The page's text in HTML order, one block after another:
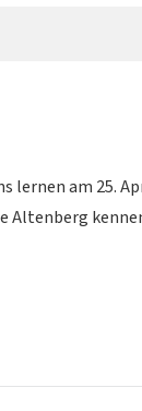
lernen am 25.
Altenberg